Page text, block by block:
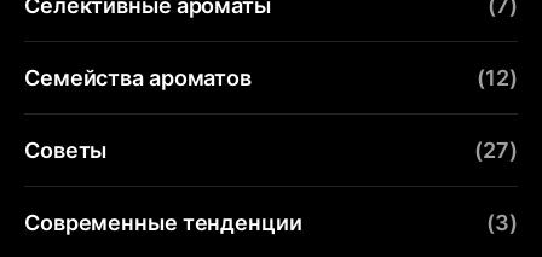
Селективные ароматы (7)
Семейства ароматов (12)
Советы (27)
Современные тенденции (3)